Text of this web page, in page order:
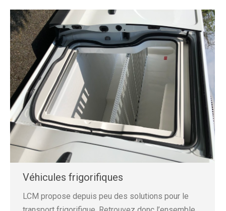
Véhicules frigorifiques
LCM propose depuis peu des solutions pour le